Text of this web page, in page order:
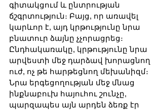
գիտակցում և ընտրության
ճշգրտություն։ Բայց, որ առավել
կարևոր է, այդ կրթությունը նրա
բնատուր ձայնը չչորացրեց։
Ընդհակառակը, կրթությունը նրա
արվեստի մեջ դարձավ խորացնող
ուժ, ոչ թե հարթեցնող մեխանիզմ։
Նրա երգեցողության մեջ մնաց
ինքնաբուխ հայուհու շունչը,
պարզապես այն արդեն ձեռք էր